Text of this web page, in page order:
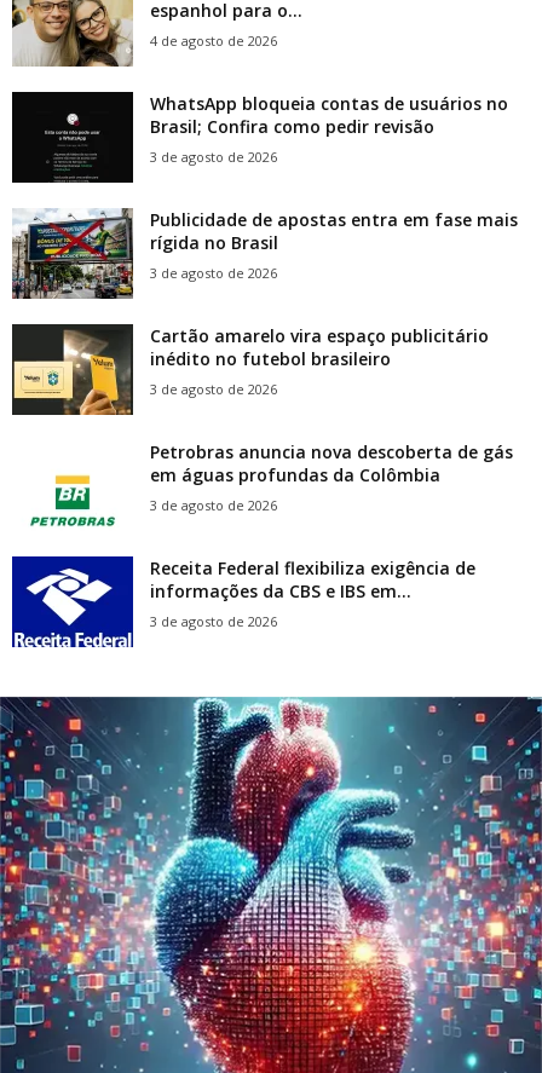
espanhol para o...
4 de agosto de 2026
WhatsApp bloqueia contas de usuários no
Brasil; Confira como pedir revisão
3 de agosto de 2026
Publicidade de apostas entra em fase mais
rígida no Brasil
3 de agosto de 2026
Cartão amarelo vira espaço publicitário
inédito no futebol brasileiro
3 de agosto de 2026
Petrobras anuncia nova descoberta de gás
em águas profundas da Colômbia
3 de agosto de 2026
Receita Federal flexibiliza exigência de
informações da CBS e IBS em...
3 de agosto de 2026